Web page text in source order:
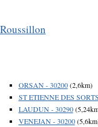
ORSAN - 30200(2,6km)
ST ETIENNE DES
LAUDUN - 30290
VENEJAN - 30200